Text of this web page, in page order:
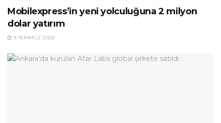
Mobilexpress’in yeni yolculuğuna 2 milyon
dolar yatırım
9 TEMMUZ 2020